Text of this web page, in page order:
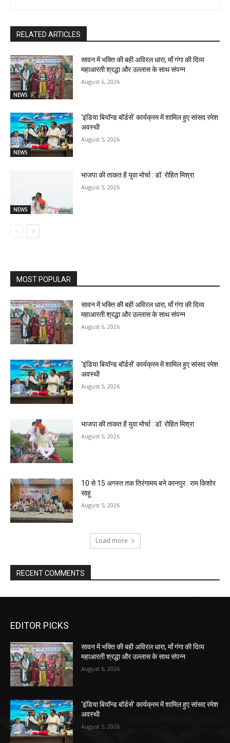
RELATED ARTICLES
NEWS
सावन में भक्ति की बही अविरल धारा, माँ गंगा की दिव्य
महाआरती श्रद्धा और उल्लास के साथ संपन्न
August 6, 2026
NEWS
‘इंडिया बियॉन्ड बॉर्डर्स’ कार्यक्रम में शामिल हुए सांसद रमेश
अवस्थी
August 5, 2026
NEWS
भाजपा की ताकत है युवा मोर्चा : डॉ. रोहित मिश्रा
August 5, 2026
MOST POPULAR
सावन में भक्ति की बही अविरल धारा, माँ गंगा की दिव्य
महाआरती श्रद्धा और उल्लास के साथ संपन्न
August 6, 2026
‘इंडिया बियॉन्ड बॉर्डर्स’ कार्यक्रम में शामिल हुए सांसद रमेश
अवस्थी
August 5, 2026
भाजपा की ताकत है युवा मोर्चा : डॉ. रोहित मिश्रा
August 5, 2026
10 से 15 अगस्त तक तिरंगामय बने कानपुर : राम किशोर
साहू
August 5, 2026
Load more
RECENT COMMENTS
EDITOR PICKS
सावन में भक्ति की बही अविरल धारा, माँ गंगा की दिव्य
महाआरती श्रद्धा और उल्लास के साथ संपन्न
August 6, 2026
‘इंडिया बियॉन्ड बॉर्डर्स’ कार्यक्रम में शामिल हुए सांसद रमेश
अवस्थी
August 5, 2026